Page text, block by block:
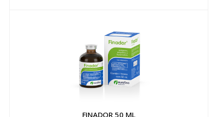
FINADOR 50 ML